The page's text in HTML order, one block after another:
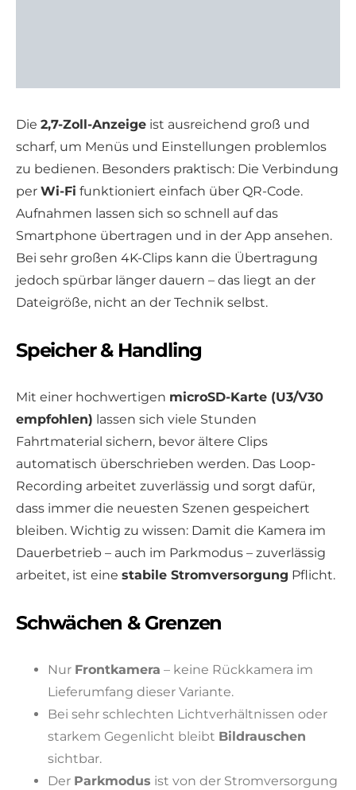
Die 2,7-Zoll-Anzeige ist ausreichend groß und
scharf, um Menüs und Einstellungen problemlos
zu bedienen. Besonders praktisch: Die Verbindung
per Wi-Fi funktioniert einfach über QR-Code.
Aufnahmen lassen sich so schnell auf das
Smartphone übertragen und in der App ansehen.
Bei sehr großen 4K-Clips kann die Übertragung
jedoch spürbar länger dauern – das liegt an der
Dateigröße, nicht an der Technik selbst.
Speicher & Handling
Mit einer hochwertigen microSD-Karte (U3/V30
empfohlen) lassen sich viele Stunden
Fahrtmaterial sichern, bevor ältere Clips
automatisch überschrieben werden. Das Loop-
Recording arbeitet zuverlässig und sorgt dafür,
dass immer die neuesten Szenen gespeichert
bleiben. Wichtig zu wissen: Damit die Kamera im
Dauerbetrieb – auch im Parkmodus – zuverlässig
arbeitet, ist eine stabile Stromversorgung Pflicht.
Schwächen & Grenzen
Nur Frontkamera – keine Rückkamera im
Lieferumfang dieser Variante.
Bei sehr schlechten Lichtverhältnissen oder
starkem Gegenlicht bleibt Bildrauschen
sichtbar.
Der Parkmodus ist von der Stromversorgung